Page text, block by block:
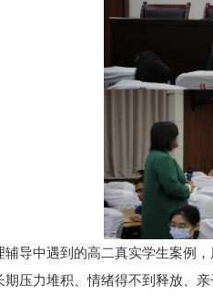
导中遇到的高二真实学生案例
压力堆积、情绪得不到释放、